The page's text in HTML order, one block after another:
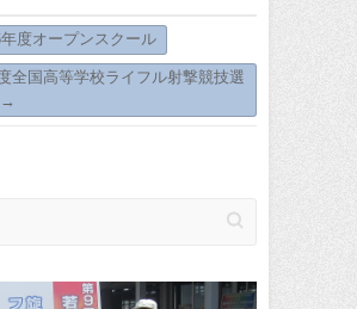
度オープンスクール
全国高等学校ライフル射撃競技選
→